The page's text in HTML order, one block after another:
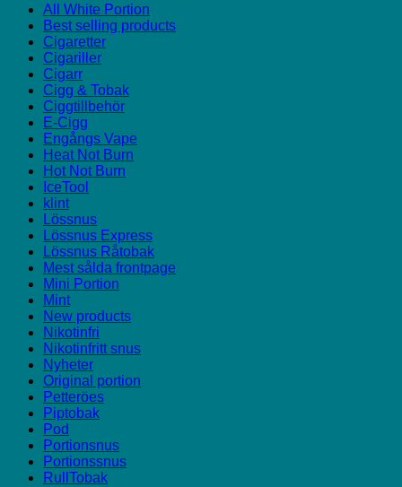
All White Portion
Best selling products
Cigaretter
Cigariller
Cigarr
Cigg & Tobak
Ciggtillbehör
E-Cigg
Engångs Vape
Heat Not Burn
Hot Not Burn
IceTool
klint
Lössnus
Lössnus Express
Lössnus Råtobak
Mest sålda frontpage
Mini Portion
Mint
New products
Nikotinfri
Nikotinfritt snus
Nyheter
Original portion
Petteröes
Piptobak
Pod
Portionsnus
Portionssnus
RullTobak